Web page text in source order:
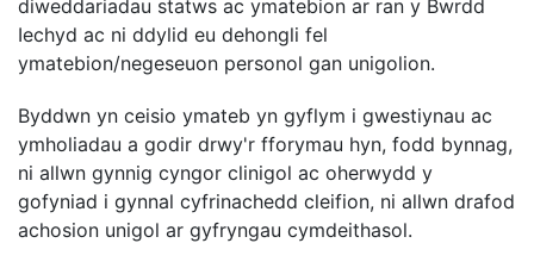
diweddariadau statws ac ymatebion ar ran y Bwrdd
Iechyd ac ni ddylid eu dehongli fel
ymatebion/negeseuon personol gan unigolion.
Byddwn yn ceisio ymateb yn gyflym i gwestiynau ac
ymholiadau a godir drwy'r fforymau hyn, fodd bynnag,
ni allwn gynnig cyngor clinigol ac oherwydd y
gofyniad i gynnal cyfrinachedd cleifion, ni allwn drafod
achosion unigol ar gyfryngau cymdeithasol.